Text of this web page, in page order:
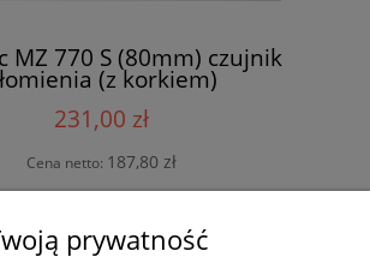
MZ 770 S (80mm) czujnik
(z korkiem)
231,00 zł
Cena netto: 187,80 zł
prywatność